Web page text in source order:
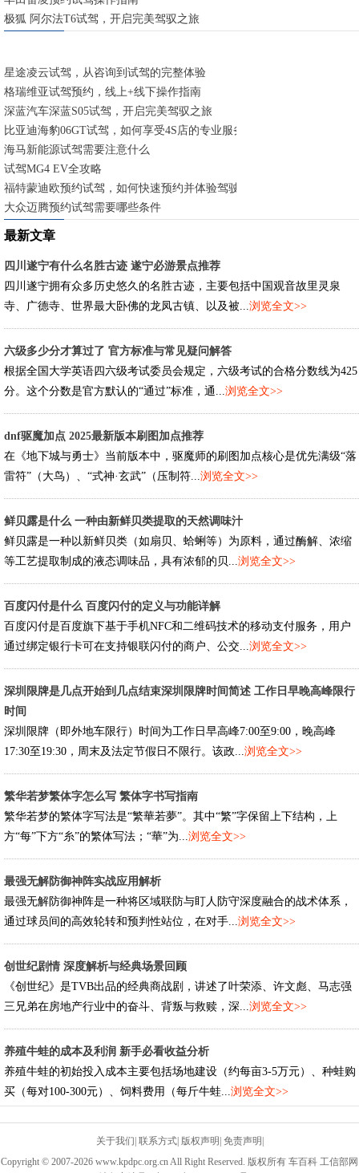
极狐 阿尔法T6试驾，开启完美驾驭之旅
星途凌云试驾，从咨询到试驾的完整体验
格瑞维亚试驾预约，线上+线下操作指南
深蓝汽车深蓝S05试驾，开启完美驾驭之旅
比亚迪海豹06GT试驾，如何享受4S店的专业服务？
海马新能源试驾需要注意什么
试驾MG4 EV全攻略
福特蒙迪欧预约试驾，如何快速预约并体验驾驶乐趣？
大众迈腾预约试驾需要哪些条件
最新文章
四川遂宁有什么名胜古迹 遂宁必游景点推荐
四川遂宁拥有众多历史悠久的名胜古迹，主要包括中国观音故里灵泉
寺、广德寺、世界最大卧佛的龙凤古镇、以及被...浏览全文>>
六级多少分才算过了 官方标准与常见疑问解答
根据全国大学英语四六级考试委员会规定，六级考试的合格分数线为425
分。这个分数是官方默认的“通过”标准，通...浏览全文>>
dnf驱魔加点 2025最新版本刷图加点推荐
在《地下城与勇士》当前版本中，驱魔师的刷图加点核心是优先满级“落
雷符”（大鸟）、“式神·玄武”（压制符...浏览全文>>
鲜贝露是什么 一种由新鲜贝类提取的天然调味汁
鲜贝露是一种以新鲜贝类（如扇贝、蛤蜊等）为原料，通过酶解、浓缩
等工艺提取制成的液态调味品，具有浓郁的贝...浏览全文>>
百度闪付是什么 百度闪付的定义与功能详解
百度闪付是百度旗下基于手机NFC和二维码技术的移动支付服务，用户
通过绑定银行卡可在支持银联闪付的商户、公交...浏览全文>>
深圳限牌是几点开始到几点结束深圳限牌时间简述 工作日早晚高峰限行
时间
深圳限牌（即外地车限行）时间为工作日早高峰7:00至9:00，晚高峰
17:30至19:30，周末及法定节假日不限行。该政...浏览全文>>
繁华若梦繁体字怎么写 繁体字书写指南
繁华若梦的繁体字写法是“繁華若夢”。其中“繁”字保留上下结构，上
方“每”下方“糸”的繁体写法；“華”为...浏览全文>>
最强无解防御神阵实战应用解析
最强无解防御神阵是一种将区域联防与盯人防守深度融合的战术体系，
通过球员间的高效轮转和预判性站位，在对手...浏览全文>>
创世纪剧情 深度解析与经典场景回顾
《创世纪》是TVB出品的经典商战剧，讲述了叶荣添、许文彪、马志强
三兄弟在房地产行业中的奋斗、背叛与救赎，深...浏览全文>>
养殖牛蛙的成本及利润 新手必看收益分析
养殖牛蛙的初始投入成本主要包括场地建设（约每亩3-5万元）、种蛙购
买（每对100-300元）、饲料费用（每斤牛蛙...浏览全文>>
关于我们 联系方式| 版权声明 免责声明
Copyright © 2007-2026 www.kpdpc.org.cn All Right Reserved. 版权所有 车百科 工信部网